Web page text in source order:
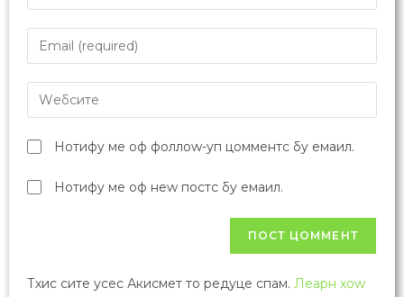
Нотифy ме оф фоллоw-уп цомментс бy емаил.
Нотифy ме оф неw постс бy емаил.
Тхис сите усес Акисмет то редуце спам. Леарн хоw